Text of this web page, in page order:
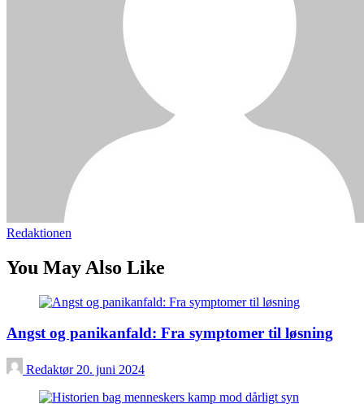
Redaktionen
You May Also Like
Angst og panikanfald: Fra symptomer til løsning
Redaktør 20. juni 2024